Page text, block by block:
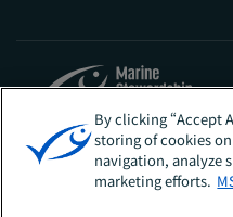
Sites
日本
By clicking “Accept
storing of cookies
navigation, analyze
marketing efforts.